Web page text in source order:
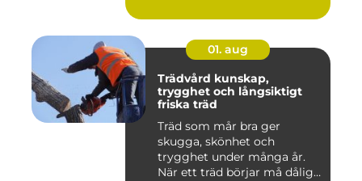
01. aug
Trädvård kunskap,
trygghet och långsiktigt
friska träd
Träd som mår bra ger
skugga, skönhet och
trygghet under många år.
När ett träd börjar må dåligt